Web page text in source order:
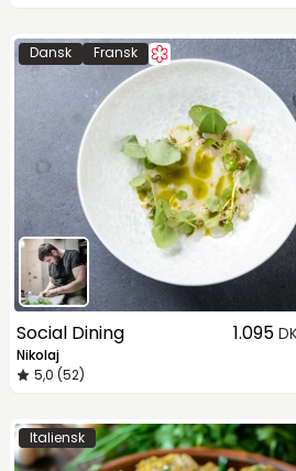
Dansk Fransk
Social Dining
Nikolaj
5,0 (52)
1.095
Italiensk